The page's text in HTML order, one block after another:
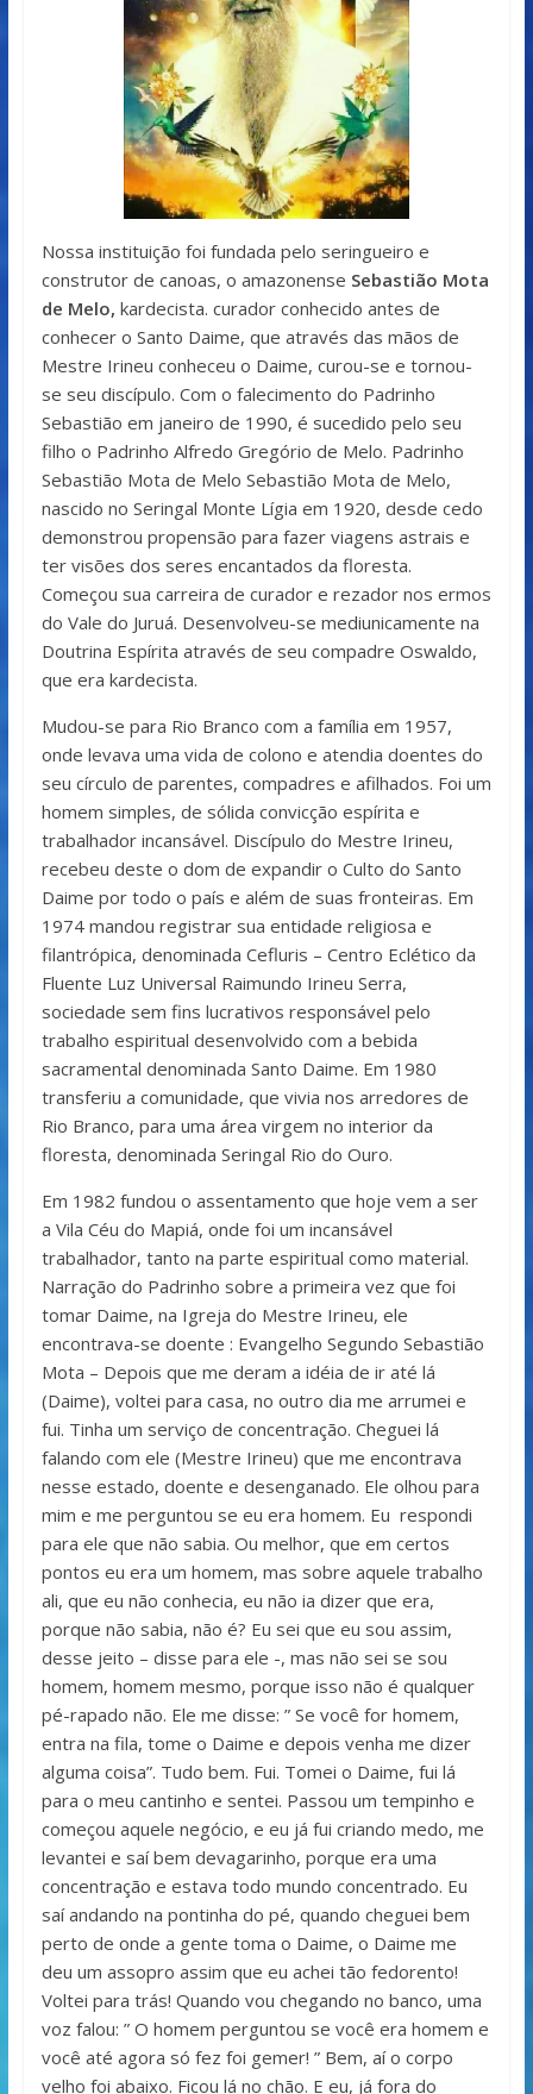
Nossa instituição foi fundada pelo seringueiro e
construtor de canoas, o amazonense Sebastião Mota
de Melo, kardecista. curador conhecido antes de
conhecer o Santo Daime, que através das mãos de
Mestre Irineu conheceu o Daime, curou-se e tornou-
se seu discípulo. Com o falecimento do Padrinho
Sebastião em janeiro de 1990, é sucedido pelo seu
filho o Padrinho Alfredo Gregório de Melo. Padrinho
Sebastião Mota de Melo Sebastião Mota de Melo,
nascido no Seringal Monte Lígia em 1920, desde cedo
demonstrou propensão para fazer viagens astrais e
ter visões dos seres encantados da floresta.
Começou sua carreira de curador e rezador nos ermos
do Vale do Juruá. Desenvolveu-se mediunicamente na
Doutrina Espírita através de seu compadre Oswaldo,
que era kardecista.
Mudou-se para Rio Branco com a família em 1957,
onde levava uma vida de colono e atendia doentes do
seu círculo de parentes, compadres e afilhados. Foi um
homem simples, de sólida convicção espírita e
trabalhador incansável. Discípulo do Mestre Irineu,
recebeu deste o dom de expandir o Culto do Santo
Daime por todo o país e além de suas fronteiras. Em
1974 mandou registrar sua entidade religiosa e
filantrópica, denominada Cefluris – Centro Eclético da
Fluente Luz Universal Raimundo Irineu Serra,
sociedade sem fins lucrativos responsável pelo
trabalho espiritual desenvolvido com a bebida
sacramental denominada Santo Daime. Em 1980
transferiu a comunidade, que vivia nos arredores de
Rio Branco, para uma área virgem no interior da
floresta, denominada Seringal Rio do Ouro.
Em 1982 fundou o assentamento que hoje vem a ser
a Vila Céu do Mapiá, onde foi um incansável
trabalhador, tanto na parte espiritual como material.
Narração do Padrinho sobre a primeira vez que foi
tomar Daime, na Igreja do Mestre Irineu, ele
encontrava-se doente : Evangelho Segundo Sebastião
Mota – Depois que me deram a idéia de ir até lá
(Daime), voltei para casa, no outro dia me arrumei e
fui. Tinha um serviço de concentração. Cheguei lá
falando com ele (Mestre Irineu) que me encontrava
nesse estado, doente e desenganado. Ele olhou para
mim e me perguntou se eu era homem. Eu respondi
para ele que não sabia. Ou melhor, que em certos
pontos eu era um homem, mas sobre aquele trabalho
ali, que eu não conhecia, eu não ia dizer que era,
porque não sabia, não é? Eu sei que eu sou assim,
desse jeito – disse para ele -, mas não sei se sou
homem, homem mesmo, porque isso não é qualquer
pé-rapado não. Ele me disse: ” Se você for homem,
entra na fila, tome o Daime e depois venha me dizer
alguma coisa”. Tudo bem. Fui. Tomei o Daime, fui lá
para o meu cantinho e sentei. Passou um tempinho e
começou aquele negócio, e eu já fui criando medo, me
levantei e saí bem devagarinho, porque era uma
concentração e estava todo mundo concentrado. Eu
saí andando na pontinha do pé, quando cheguei bem
perto de onde a gente toma o Daime, o Daime me
deu um assopro assim que eu achei tão fedorento!
Voltei para trás! Quando vou chegando no banco, uma
voz falou: ” O homem perguntou se você era homem e
você até agora só fez foi gemer! ” Bem, aí o corpo
velho foi abaixo. Ficou lá no chão. E eu, já fora do